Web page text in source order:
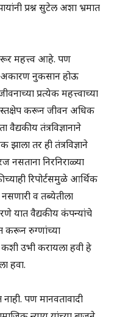
प्रश्न सुटेल अशा भ्रमात
जरूर महत्त्व आहे. पण
अकारण नुकसान होऊ
प्रत्येक महत्त्वाच्या
हस्तक्षेप करून जीवन अधिक
तंत्रविज्ञानाने
तर ही तंत्रविज्ञाने
नसताना निरनिराळ्या
रिपोर्टसमुळे आर्थिक
व तब्येतीला
यात वैद्यकीय कंपन्यांचे
करून रुग्णांच्या
कशी उभी करायला हवी हे
हवा.
पण मानवतावादी